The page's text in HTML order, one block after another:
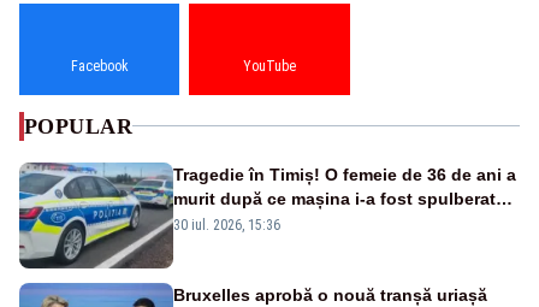
Facebook YouTube
POPULAR
Tragedie în Timiș! O femeie de 36 de ani a
murit după ce mașina i-a fost spulberată
de tren
30 iul. 2026, 15:36
Bruxelles aprobă o nouă tranșă uriașă